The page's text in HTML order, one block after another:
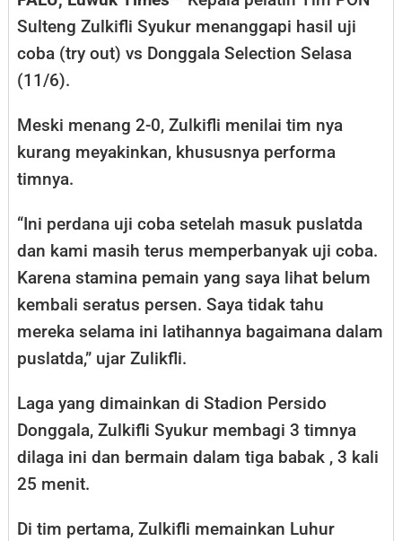
Sulteng Zulkifli Syukur menanggapi hasil uji
coba (try out) vs Donggala Selection Selasa
(11/6).
Meski menang 2-0, Zulkifli menilai tim nya
kurang meyakinkan, khususnya performa
timnya.
“Ini perdana uji coba setelah masuk puslatda
dan kami masih terus memperbanyak uji coba.
Karena stamina pemain yang saya lihat belum
kembali seratus persen. Saya tidak tahu
mereka selama ini latihannya bagaimana dalam
puslatda,” ujar Zulikfli.
Laga yang dimainkan di Stadion Persido
Donggala, Zulkifli Syukur membagi 3 timnya
dilaga ini dan bermain dalam tiga babak , 3 kali
25 menit.
Di tim pertama, Zulkifli memainkan Luhur